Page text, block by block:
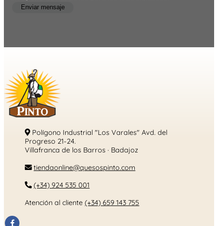
Enviar mensaje
Polígono Industrial "Los Varales" Avd. del
Progreso 21-24.
Villafranca de los Barros · Badajoz
tiendaonline@quesospinto.com
(+34) 924 535 001
Atención al cliente (+34) 659 143 755